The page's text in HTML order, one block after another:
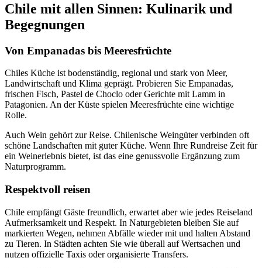
Chile mit allen Sinnen: Kulinarik und
Begegnungen
Von Empanadas bis Meeresfrüchte
Chiles Küche ist bodenständig, regional und stark von Meer,
Landwirtschaft und Klima geprägt. Probieren Sie Empanadas,
frischen Fisch, Pastel de Choclo oder Gerichte mit Lamm in
Patagonien. An der Küste spielen Meeresfrüchte eine wichtige
Rolle.
Auch Wein gehört zur Reise. Chilenische Weingüter verbinden oft
schöne Landschaften mit guter Küche. Wenn Ihre Rundreise Zeit für
ein Weinerlebnis bietet, ist das eine genussvolle Ergänzung zum
Naturprogramm.
Respektvoll reisen
Chile empfängt Gäste freundlich, erwartet aber wie jedes Reiseland
Aufmerksamkeit und Respekt. In Naturgebieten bleiben Sie auf
markierten Wegen, nehmen Abfälle wieder mit und halten Abstand
zu Tieren. In Städten achten Sie wie überall auf Wertsachen und
nutzen offizielle Taxis oder organisierte Transfers.